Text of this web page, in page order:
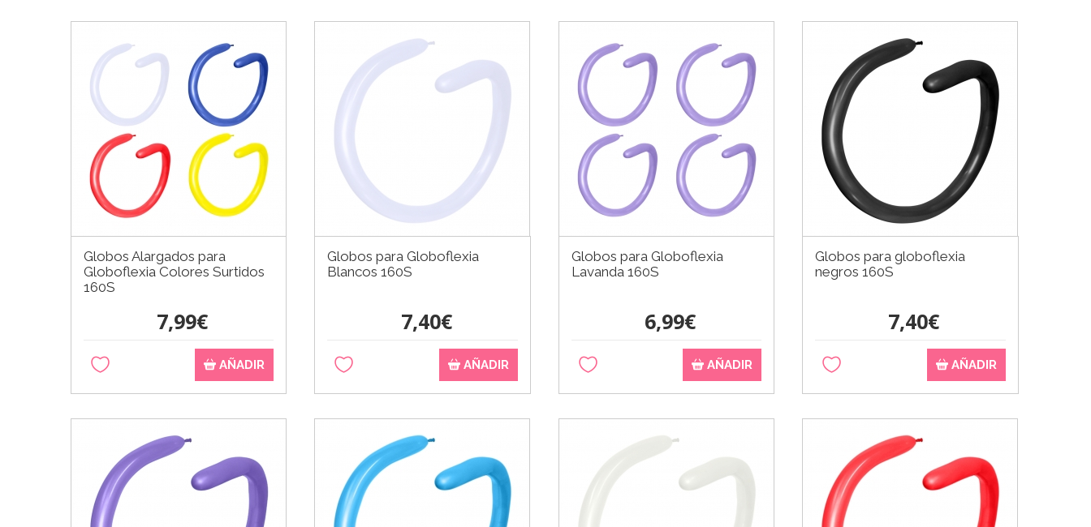
Globos Alargados para
Globoflexia Colores Surtidos
160S
7,99€
AÑADIR
Globos para Globoflexia
Blancos 160S
7,40€
AÑADIR
Globos para Globoflexia
Lavanda 160S
6,99€
AÑADIR
Globos para globoflexia
negros 160S
7,40€
AÑADIR